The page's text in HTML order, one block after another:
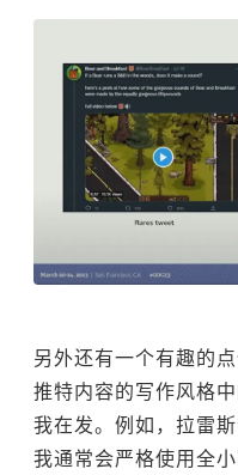
另外还有一个有趣的
推特内容的写作风格
我在发。例如，拉雷
我通常会严格使用全小